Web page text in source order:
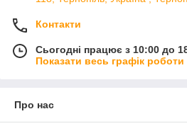
Контакти
Сьогодні працює з 10:00 до
Показати весь графік роботи
Про нас